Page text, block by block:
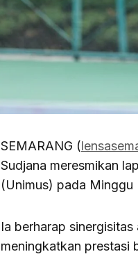
SEMARANG (
Sudjana meresmikan
(Unimus) pada
Ia berharap
meningkatkan prestasi